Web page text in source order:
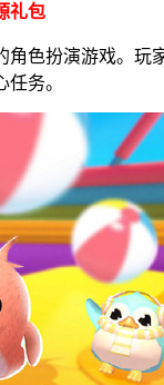
礼包
角色扮演游戏。
务。